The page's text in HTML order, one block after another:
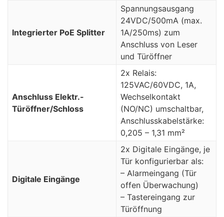
Integrierter PoE Splitter
Spannungsausgang
24VDC/500mA (max.
1A/250ms) zum
Anschluss von Leser
und Türöffner
Anschluss Elektr.-
Türöffner/Schloss
2x Relais:
125VAC/60VDC, 1A,
Wechselkontakt
(NO/NC) umschaltbar,
Anschlusskabelstärke:
0,205 – 1,31 mm²
Digitale Eingänge
2x Digitale Eingänge, je
Tür konfigurierbar als:
– Alarmeingang (Tür
offen Überwachung)
– Tastereingang zur
Türöffnung